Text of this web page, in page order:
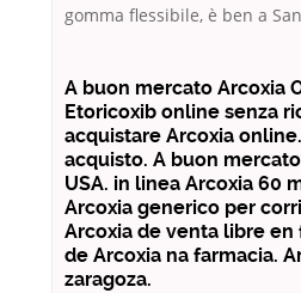
gomma flessibile, è ben a
A buon mercato Arcoxia
Etoricoxib online senza
acquistare Arcoxia
acquisto. A buon
USA. in linea Arcoxia 60
Arcoxia generico per
Arcoxia de venta libre en
de Arcoxia na farmacia.
zaragoza.